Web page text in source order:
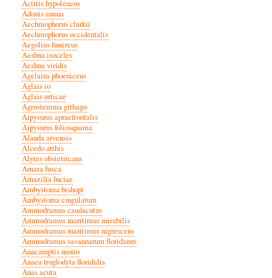
Actitis hypoleucos
Adonis annua
Aechmophorus clarkii
Aechmophorus occidentalis
Aegolius funereus
Aeshna isoceles
Aeshna viridis
Agelaius phoeniceus
Aglais io
Aglais urticae
Agrostemma githago
Aipysurus apraefrontalis
Aipysurus foliosquama
Alauda arvensis
Alcedo atthis
Alytes obstetricans
Amara fusca
Amazilia luciae
Ambystoma bishopi
Ambystoma cingulatum
Ammodramus caudacutus
Ammodramus maritimus mirabilis
Ammodramus maritimus nigrescens
Ammodramus savannarum floridanus
Anacamptis morio
Anaea troglodyta floridalis
Anas acuta